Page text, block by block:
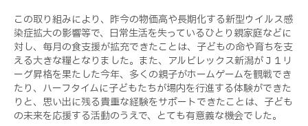
この取り組みにより、昨今の物価高や長期化する新型ウイルス感
染症拡大の影響等で、日常生活を失っているひとり親家庭などに
対し、毎月の食支援が拡充できたことは、子どもの命や育ちを支
える大きな糧となりました。また、アルビレックス新潟がＪ１リ
ーグ昇格を果たした今年、多くの親子がホームゲームを観戦でき
たり、ハーフタイムに子どもたちが場内を行進する体験ができた
りと、思い出に残る貴重な経験をサポートできたことは、子ども
の未来を応援する活動のうえで、とても有意義な機会でした。